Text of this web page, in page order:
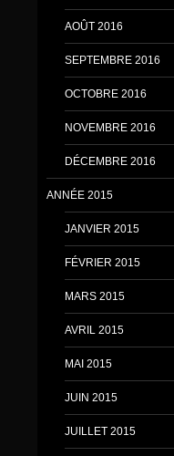
AOÛT 2016
SEPTEMBRE 2016
OCTOBRE 2016
NOVEMBRE 2016
DÉCEMBRE 2016
ANNÉE 2015
JANVIER 2015
FÉVRIER 2015
MARS 2015
AVRIL 2015
MAI 2015
JUIN 2015
JUILLET 2015